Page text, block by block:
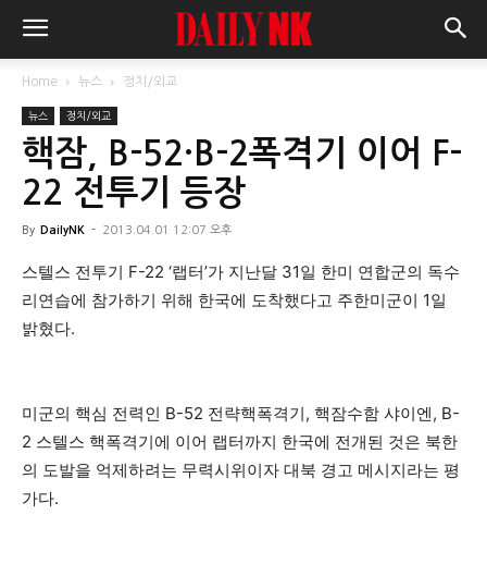
Home 뉴스 정치/외교
뉴스 정치/외교
핵잠, B-52·B-2폭격기 이어 F-
22 전투기 등장
By DailyNK - 2013.04.01 12:07 오후
스텔스 전투기 F-22 ‘랩터’가 지난달 31일 한미 연합군의 독수
리연습에 참가하기 위해 한국에 도착했다고 주한미군이 1일
밝혔다.
미군의 핵심 전력인 B-52 전략핵폭격기, 핵잠수함 샤이엔, B-
2 스텔스 핵폭격기에 이어 랩터까지 한국에 전개된 것은 북한
의 도발을 억제하려는 무력시위이자 대북 경고 메시지라는 평
가다.